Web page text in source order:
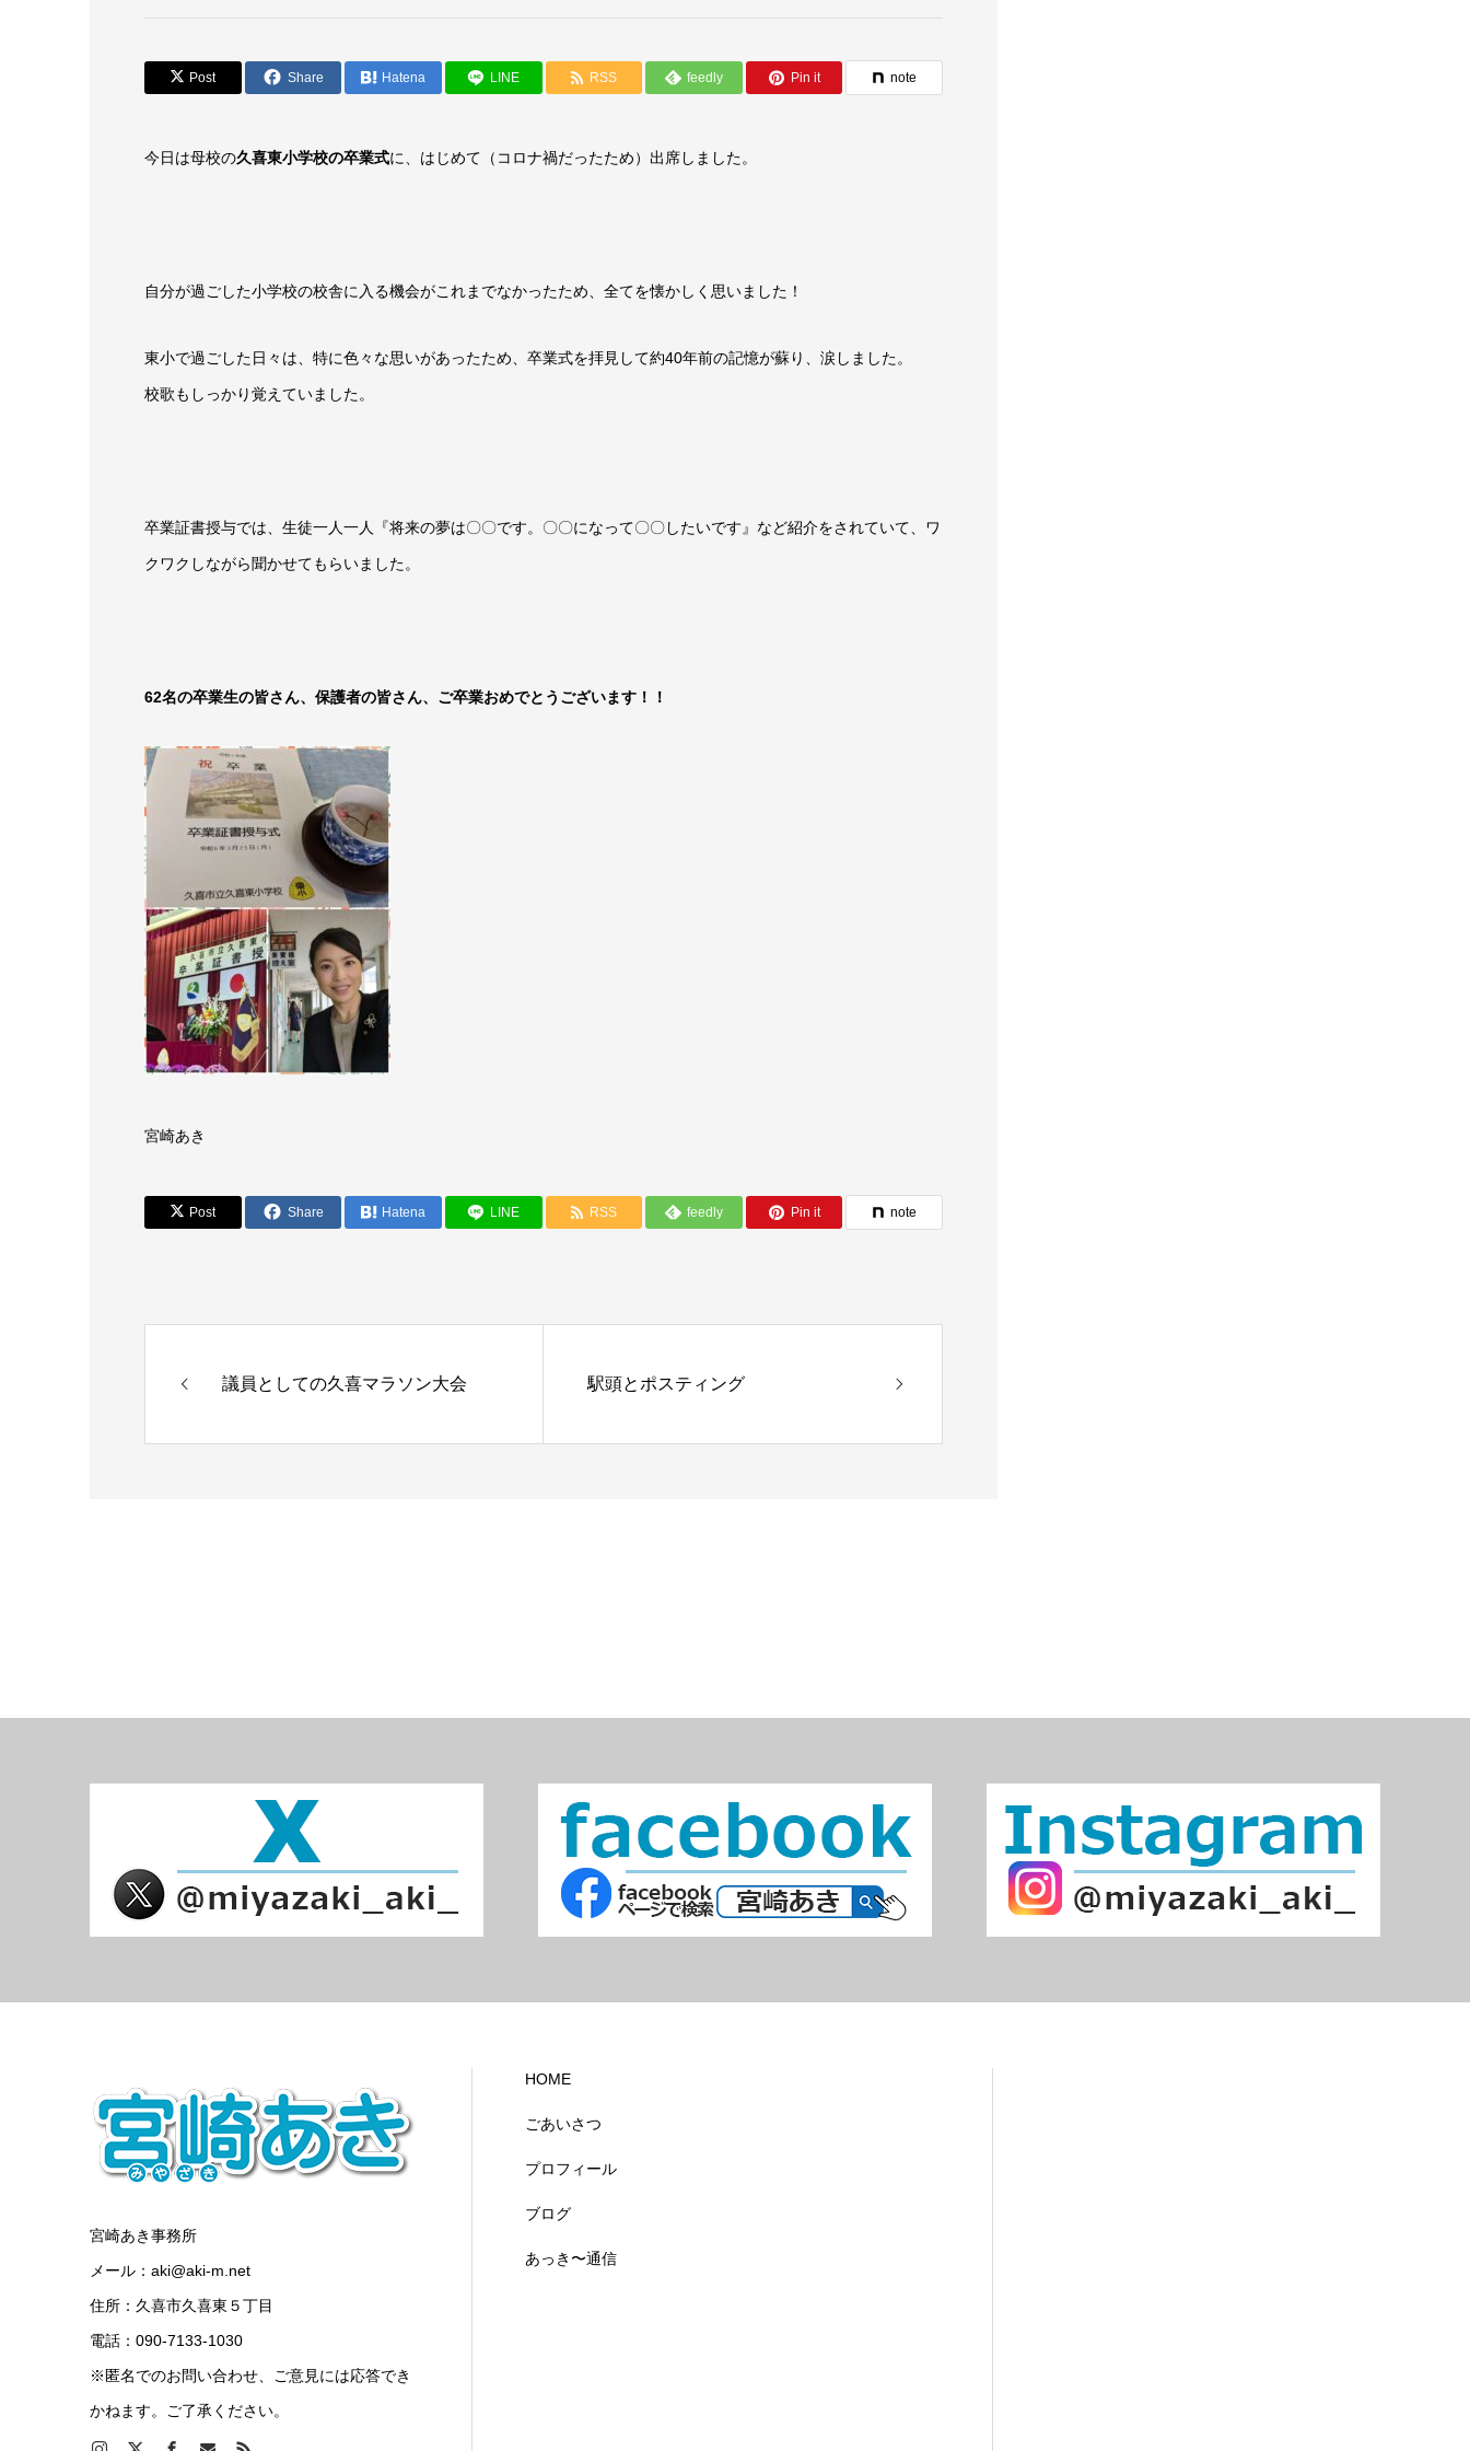
Post Share Hatena LINE RSS feedly Pin it note
今日は母校の久喜東小学校の卒業式に、はじめて（コロナ禍だったため）出席しました。
自分が過ごした小学校の校舎に入る機会がこれまでなかったため、全てを懐かしく思いました！
東小で過ごした日々は、特に色々な思いがあったため、卒業式を拝見して約40年前の記憶が蘇り、涙しました。
校歌もしっかり覚えていました。
卒業証書授与では、生徒一人一人『将来の夢は〇〇です。〇〇になって〇〇したいです』など紹介をされていて、ワ
クワクしながら聞かせてもらいました。
62名の卒業生の皆さん、保護者の皆さん、ご卒業おめでとうございます！！
宮崎あき
Post Share Hatena LINE RSS feedly Pin it note
議員としての久喜マラソン大会 駅頭とポスティング
宮崎あき事務所
メール：aki@aki-m.net
住所：久喜市久喜東５丁目
電話：090-7133-1030
※匿名でのお問い合わせ、ご意見には応答でき
かねます。ご了承ください。
HOME
ごあいさつ
プロフィール
ブログ
あっき〜通信